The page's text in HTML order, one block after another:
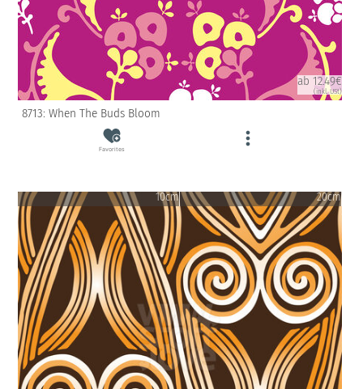
ab 12.49€
(inkl. USt)
8713: When The Buds Bloom
Favorites
10cm 20cm